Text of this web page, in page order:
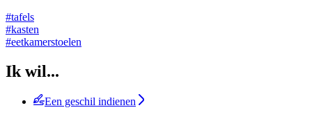
#tafels
#kasten
#eetkamerstoelen
Ik wil...
Een geschil indienen